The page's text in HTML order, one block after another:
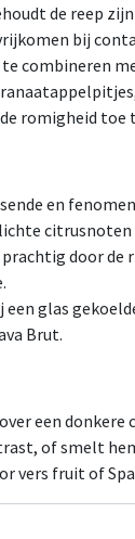
de reep
bij
combineren
romigheid toe
en
door de
een glas
Brut.
een
of smelt
vers fruit of